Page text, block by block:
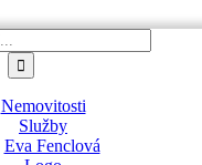
Nemovitosti
Služby